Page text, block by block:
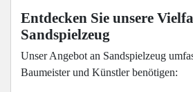
Entdecken Sie unsere
Sandspielzeug
Unser Angebot an Sandspielzeug
Baumeister und Künstler benötigen: